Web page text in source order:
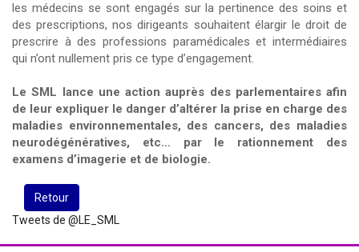
les médecins se sont engagés sur la pertinence des soins et
des prescriptions, nos dirigeants souhaitent élargir le droit de
prescrire à des professions paramédicales et intermédiaires
qui n’ont nullement pris ce type d’engagement.
Le SML lance une action auprès des parlementaires afin
de leur expliquer le danger d’altérer la prise en charge des
maladies environnementales, des cancers, des maladies
neurodégénératives, etc… par le rationnement des
examens d’imagerie et de biologie.
Retour
Tweets de @LE_SML